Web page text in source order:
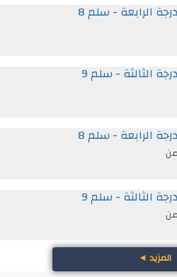
الرابعة - سلم 8
الثالثة - سلم 9
الرابعة - سلم 8
الثالثة - سلم 9
المزيد◄